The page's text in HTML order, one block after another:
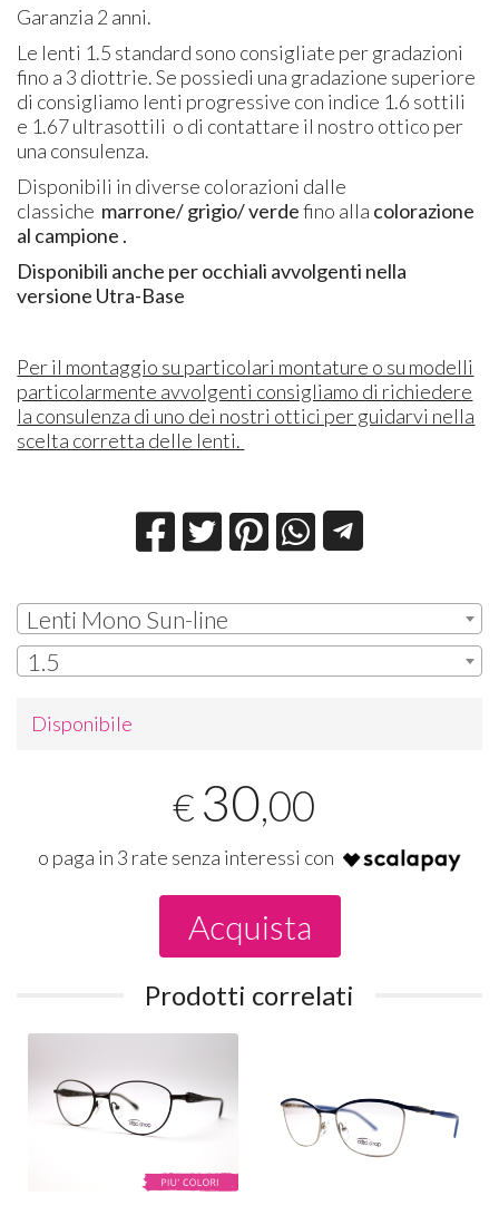
Garanzia 2 anni.
Le lenti 1.5 standard sono consigliate per gradazioni
fino a 3 diottrie. Se possiedi una gradazione superiore
di consigliamo lenti progressive con indice 1.6 sottili
e 1.67 ultrasottili o di contattare il nostro ottico per
una consulenza.
Disponibili in diverse colorazioni dalle
classiche marrone/ grigio/ verdefino alla colorazione
al campione .
Disponibili anche per occhiali avvolgenti nella
versione Utra-Base
Per il montaggio su particolari montature o su modelli
particolarmente avvolgenti consigliamo di richiedere
la consulenza di uno dei nostri ottici per guidarvi nella
scelta corretta delle lenti.
Lenti Mono Sun-line
1.5
Disponibile
€ 30,00
o paga in 3 rate senza interessi con
Acquista
Prodotti correlati